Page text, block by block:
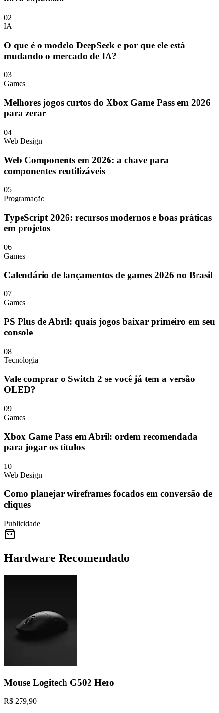
02
IA
O que é o modelo DeepSeek e por que ele está
mudando o mercado de IA?
03
Games
Melhores jogos curtos do Xbox Game Pass em 2026
para zerar
04
Web Design
Web Components em 2026: a chave para
componentes reutilizáveis
05
Programação
TypeScript 2026: recursos modernos e boas práticas
em projetos
06
Games
Calendário de lançamentos de games 2026 no Brasil
07
Games
PS Plus de Abril: quais jogos baixar primeiro em seu
console
08
Tecnologia
Vale comprar o Switch 2 se você já tem a versão
OLED?
09
Games
Xbox Game Pass em Abril: ordem recomendada
para jogar os títulos
10
Web Design
Como planejar wireframes focados em conversão de
cliques
Publicidade
Hardware Recomendado
Mouse Logitech G502 Hero
R$ 279,90